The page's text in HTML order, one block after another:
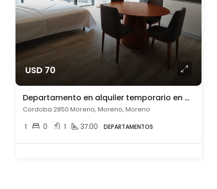
USD 70
Departamento en alquiler temporario en Moreno
Cordoba 2850 Moreno, Moreno, Moreno
1 0 1 37.00 DEPARTAMENTOS